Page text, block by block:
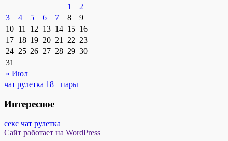
« Июл
1
2
3
4 5 6 7 8
9
10 11 12 13 14 15 16
17 18 19 20 21 22 23
24 25 26 27 28 29 30
31
чат рулетка 18+ пары
Интересное
секс чат рулетка
Сайт работает на WordPress